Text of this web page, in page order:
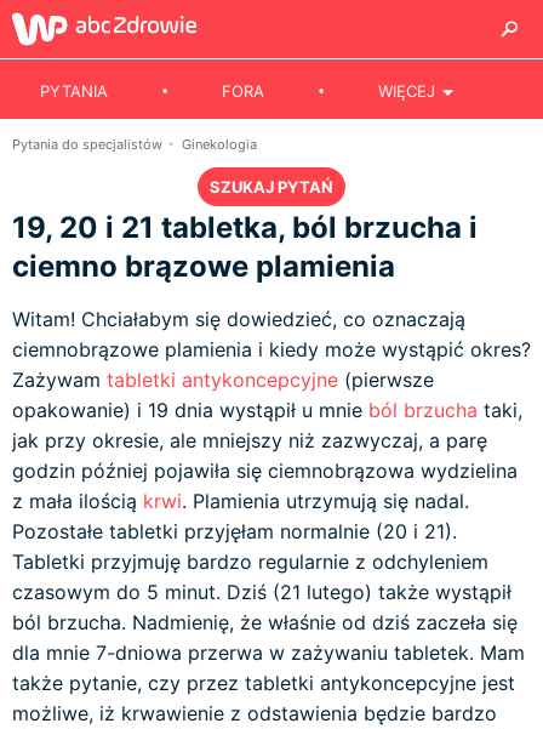
PYTANIA FORA WIĘCEJ
Pytania do specjalistów Ginekologia
SZUKAJ PYTAŃ
19, 20 i 21 tabletka, ból brzucha i
ciemno brązowe plamienia
Witam! Chciałabym się dowiedzieć, co oznaczają
ciemnobrązowe plamienia i kiedy może wystąpić okres?
Zażywam tabletki antykoncepcyjne (pierwsze
opakowanie) i 19 dnia wystąpił u mnie ból brzucha taki,
jak przy okresie, ale mniejszy niż zazwyczaj, a parę
godzin później pojawiła się ciemnobrązowa wydzielina
z mała ilością krwi. Plamienia utrzymują się nadal.
Pozostałe tabletki przyjęłam normalnie (20 i 21).
Tabletki przyjmuję bardzo regularnie z odchyleniem
czasowym do 5 minut. Dziś (21 lutego) także wystąpił
ból brzucha. Nadmienię, że właśnie od dziś zaczeła się
dla mnie 7-dniowa przerwa w zażywaniu tabletek. Mam
także pytanie, czy przez tabletki antykoncepcyjne jest
możliwe, iż krwawienie z odstawienia będzie bardzo